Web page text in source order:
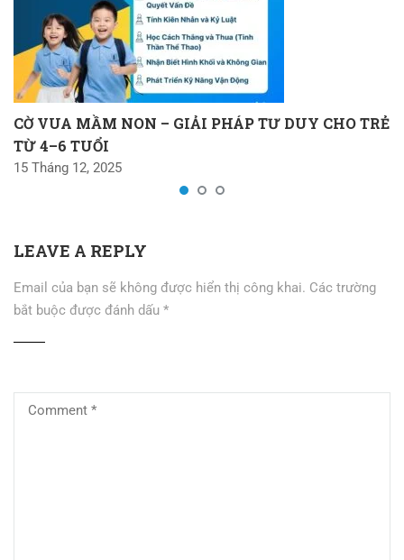
CỜ VUA MẦM NON – GIẢI PHÁP TƯ DUY CHO TRẺ
TỪ 4–6 TUỔI
15 Tháng 12, 2025
LEAVE A REPLY
Email của bạn sẽ không được hiển thị công khai. Các trường
bắt buộc được đánh dấu *